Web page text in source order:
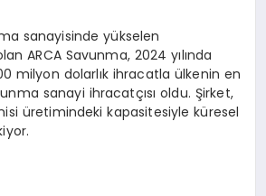
sanayisinde yükselen
ARCA Savunma, 2024 yılında
milyon dolarlık ihracatla ülkenin en
sanayi ihracatçısı oldu. Şirket,
üretimindeki kapasitesiyle küresel